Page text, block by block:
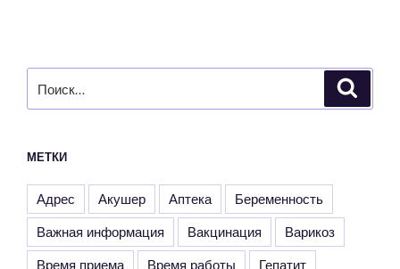
МЕТКИ
Адрес Акушер Аптека
Беременность
Важная информация
Вакцинация
Варикоз
Время приема
Время работы
Гепатит